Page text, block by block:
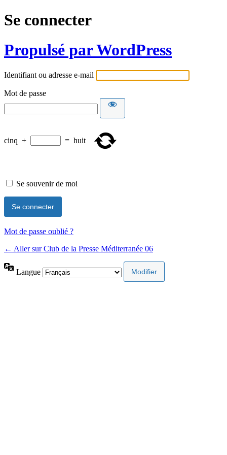
Se connecter
Propulsé par WordPress
Identifiant ou adresse e-mail
Mot de passe
cinq + = huit
Se souvenir de moi
Mot de passe oublié ?
← Aller sur Club de la Presse Méditerranée 06
Langue